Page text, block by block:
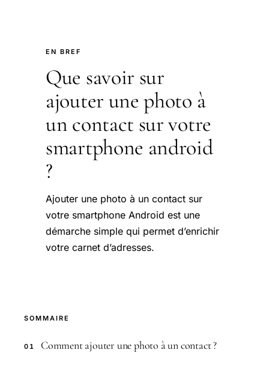
EN BREF
Que savoir sur
ajouter une photo à
un contact sur votre
smartphone android
?
Ajouter une photo à un contact sur
votre smartphone Android est une
démarche simple qui permet d’enrichir
votre carnet d’adresses.
SOMMAIRE
01 Comment ajouter une photo à un contact ?